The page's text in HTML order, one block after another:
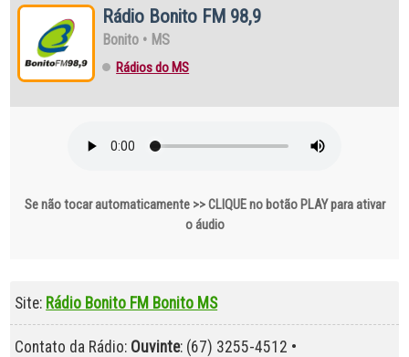
Rádio Bonito FM 98,9
Bonito • MS
Rádios do MS
Se não tocar automaticamente >> CLIQUE no botão PLAY para ativar
o áudio
Site: Rádio Bonito FM Bonito MS
Contato da Rádio: Ouvinte: (67) 3255-4512 •